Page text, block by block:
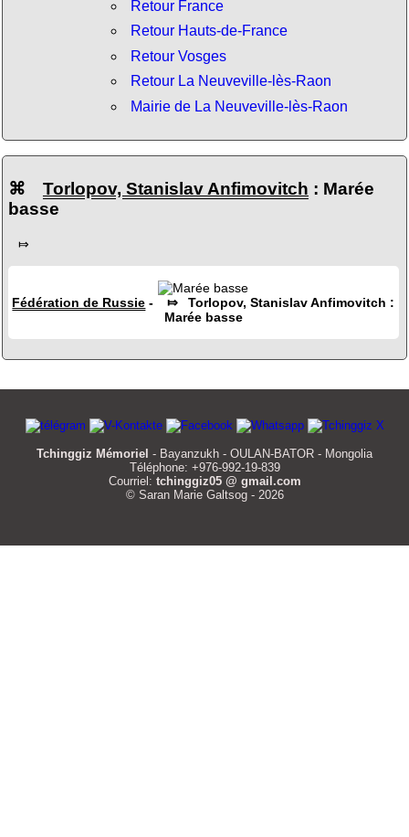
Retour France
Retour Hauts-de-France
Retour Vosges
Retour La Neuveville-lès-Raon
Mairie de La Neuveville-lès-Raon
⌘ Torlopov, Stanislav Anfimovitch : Marée
basse
⤇
Fédération de Russie - ⤇ Torlopov, Stanislav Anfimovitch :
Marée basse
Tchinggiz Mémoriel - Bayanzukh - OULAN-BATOR - Mongolia
Téléphone: +976-992-19-839
Courriel: tchinggiz05 @ gmail.com
© Saran Marie Galtsog - 2026